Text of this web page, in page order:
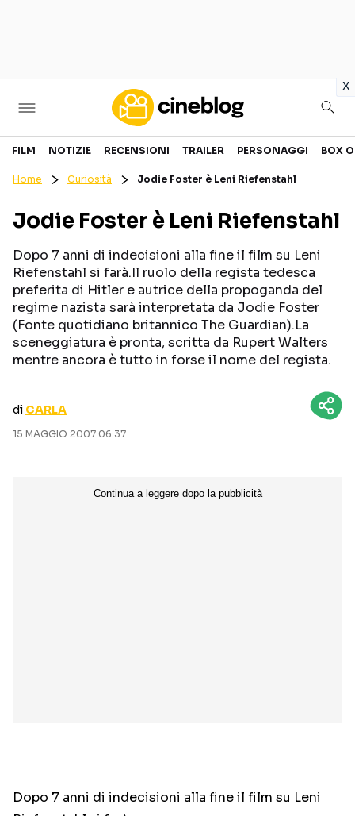
x
Cinema
GENERI
PERSONAGGI
CANALI STREAMING
Categorie
NOTIZIE
CURIOSITÀ
TRAILER
BOX OFFICE
FILM NOTIZIE RECENSIONI TRAILER PERSONAGGI BOX
Home Curiosità Jodie Foster è Leni Riefenstahl
Jodie Foster è Leni Riefenstahl
Dopo 7 anni di indecisioni alla fine il film su Leni
Riefenstahl si farà.Il ruolo della regista tedesca
preferita di Hitler e autrice della propoganda del
regime nazista sarà interpretata da Jodie Foster
(Fonte quotidiano britannico The Guardian).La
sceneggiatura è pronta, scritta da Rupert Walters
mentre ancora è tutto in forse il nome del regista.
di CARLA
15 MAGGIO 2007 06:37
Dopo 7 anni di indecisioni alla fine il film su Leni